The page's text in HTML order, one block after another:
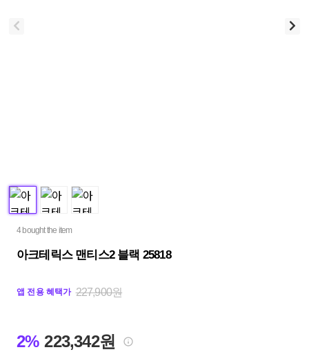
4 bought the item
아크테릭스 맨티스2 블랙 25818
앱 전용 혜택가 227,900원
2% 223,342원